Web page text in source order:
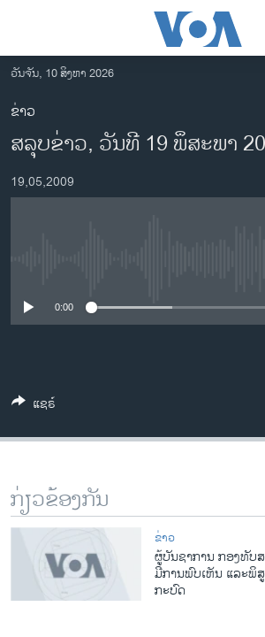
ເຂົ້າ
ຫາ
ຂ້າມ
ຂ້າມ
ໄປ
ອາເມຣິກາ
ການເລືອກຕັ້ງ ປະທານາທີບໍດີ ສະຫະລັດ 2024
ອິດສະຫຼະພາບດ້ານການຂ່າວ
ວິທະຍາສາດ-ເທັກໂນໂລຈີ
ທຸລະກິດ
ວີດີໂອ
ລາຍການກະຈາຍສຽງ
ລາຍງານ
ຕິດຕາມພວກເຮົາ ທີ່
ວັນຈັນ, 10 ສິງຫາ 2026
ຂ່າວ
ສລຸບຂ່າວ, ວັນທີ 19 ພຶສະພາ
19,05,2009
0:00
ແຊຣ໌
ກ່ຽວຂ້ອງກັນ
ຂ່າວ
ຜູ້ບັນຊາການ ກອງທັບ
ມີການພົບເຫັນ ແລະພິ
ກະບົດ